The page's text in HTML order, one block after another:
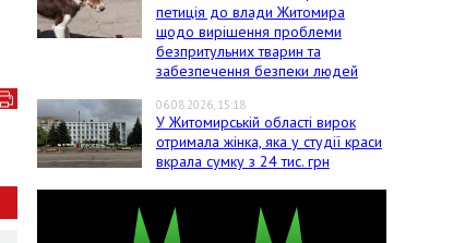
петиція до влади Житомира
щодо вирішення проблеми
безпритульних тварин та
забезпечення безпеки людей
06.08.2026, 15:18
У Житомирській області вирок
отримала жінка, яка у студії краси
вкрала сумку з 24 тис. грн